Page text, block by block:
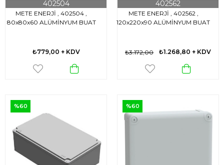
METE ENERJİ , 402504 ,
80x80x60 ALÜMİNYUM BUAT
402504
₺779,00 + KDV
METE ENERJİ , 402562 ,
120x220x90 ALÜMİNYUM BUAT
402562
₺1.268,80 + KDV
₺3.172,00
%60 %60